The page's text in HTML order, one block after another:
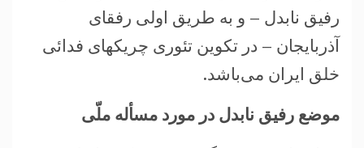
رفیق نابدل – و به طریق اولی رفقای
آذربایجان – در تکوین تئوری چریکهای فدائی
خلق ایران می‌باشد.
موضع رفیق نابدل در مورد مسأله ملّی